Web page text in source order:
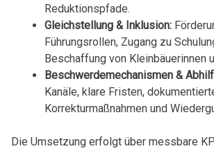
Reduktionspfade.
Gleichstellung & Inklusion:
Führungsrollen, Zugang zu
Beschaffung von Kleinbäuerinnen
Beschwerdemechanismen &
Kanäle, klare Fristen,
Korrekturmaßnahmen und
Die Umsetzung erfolgt über messbare